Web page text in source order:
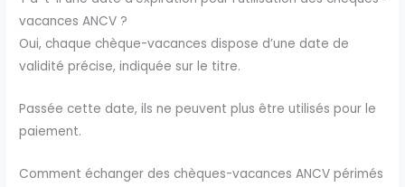
vacances ANCV ?
Oui, chaque chèque-vacances dispose d’une date de
validité précise, indiquée sur le titre.
Passée cette date, ils ne peuvent plus être utilisés pour le
paiement.
Comment échanger des chèques-vacances ANCV périmés